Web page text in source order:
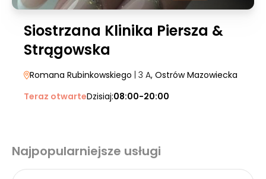
Siostrzana Klinika Piersza &
Strągowska
Romana Rubinkowskiego | 3 A, Ostrów Mazowiecka
Teraz otwarteDzisiaj:08:00-20:00
Najpopularniejsze usługi